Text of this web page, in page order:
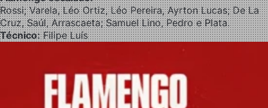
Rossi; Varela, Léo Ortiz, Léo Pereira, Ayrton Lucas; De La
Cruz, Saúl, Arrascaeta; Samuel Lino, Pedro e Plata.
Técnico:Filipe Luís